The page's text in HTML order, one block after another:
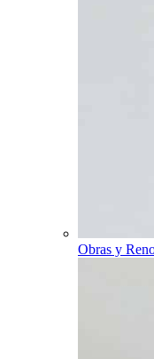
Obras y